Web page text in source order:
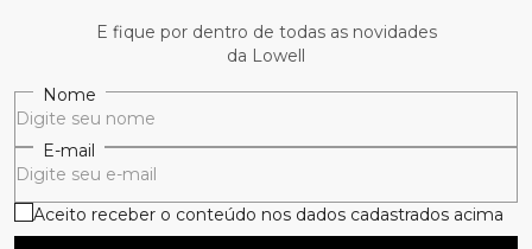
E fique por dentro de todas as novidades
da Lowell
Nome
E-mail
Aceito receber o conteúdo nos dados cadastrados acima